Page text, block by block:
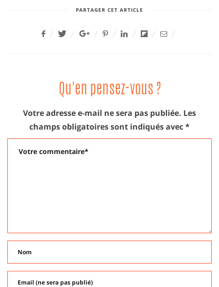
PARTAGER CET ARTICLE
Qu'en pensez-vous ?
Votre adresse e-mail ne sera pas publiée. Les
champs obligatoires sont indiqués avec*